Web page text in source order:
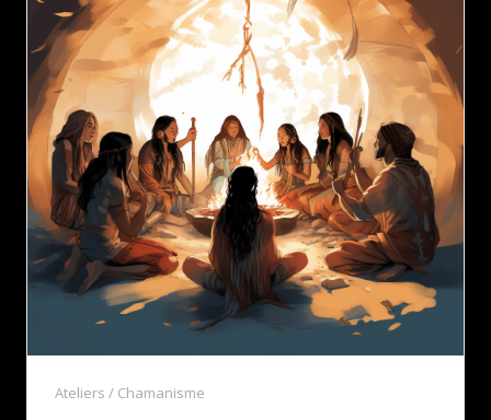
Ateliers Chamanisme